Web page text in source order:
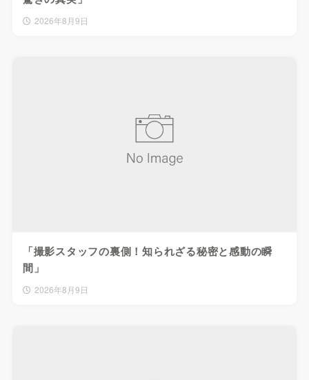
2026年8月9日
「撮影スタッフの裏側！知られざる秘密と感動の瞬
間」
2026年8月9日